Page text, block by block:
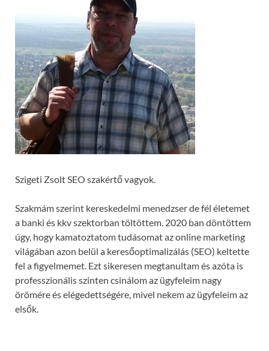
Szigeti Zsolt SEO szakértő vagyok.
Szakmám szerint kereskedelmi menedzser de fél életemet
a banki és kkv szektorban töltöttem. 2020 ban döntöttem
úgy, hogy kamatoztatom tudásomat az online marketing
világában azon belül a keresőoptimalizálás (SEO) keltette
fel a figyelmemet. Ezt sikeresen megtanultam és azóta is
professzionális szinten csinálom az ügyfeleim nagy
örömére és elégedettségére, mivel nekem az ügyfeleim az
elsők.